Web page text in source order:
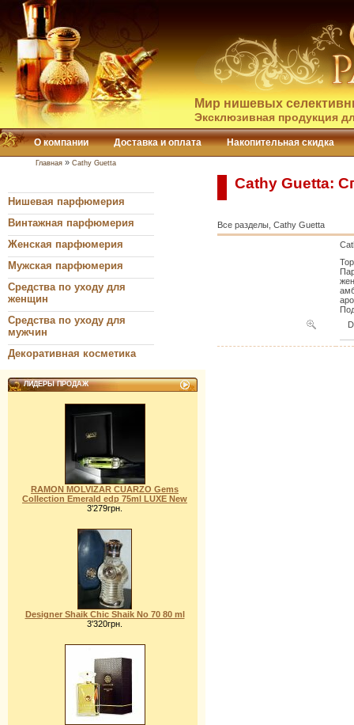
Мир нишевых
Эксклюзивная продукция
О компании Доставка и оплата Накопительная скидка
Главная » Cathy Guetta
Нишевая парфюмерия
Винтажная парфюмерия
Женская парфюмерия
Мужская парфюмерия
Средства по уходу для
женщин
Средства по уходу для
мужчин
Декоративная косметика
ЛИДЕРЫ ПРОДАЖ
RAMON MOLVIZAR CUARZO Gems
Collection Emerald edp 75ml LUXE New
3'279грн.
Designer Shaik Chic Shaik No 70 80 ml
3'320грн.
Cathy Guetta:
Все разделы, Cathy Guetta